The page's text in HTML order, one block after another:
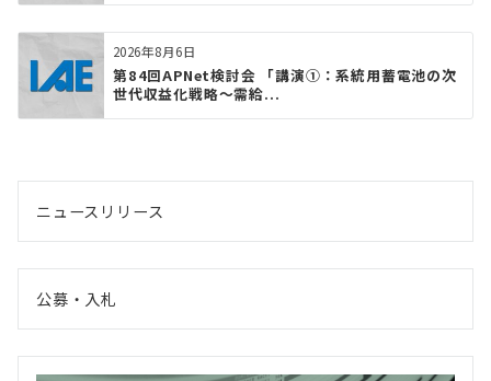
2026年8月6日
第84回APNet検討会 「講演①：系統用蓄電池の次
世代収益化戦略〜需給...
ニュースリリース
公募・入札